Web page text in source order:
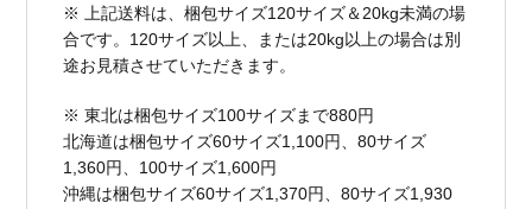
※ 上記送料は、梱包サイズ120サイズ＆20kg未満の場
合です。120サイズ以上、または20kg以上の場合は別
途お見積させていただきます。
※ 東北は梱包サイズ100サイズまで880円
北海道は梱包サイズ60サイズ1,100円、80サイズ
1,360円、100サイズ1,600円
沖縄は梱包サイズ60サイズ1,370円、80サイズ1,930